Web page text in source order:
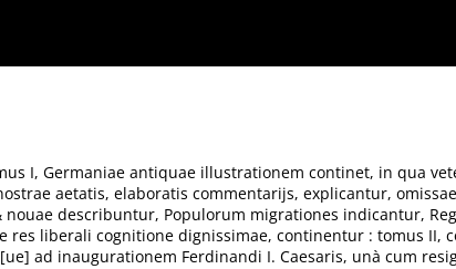
in qua veterum autorum descriptiones, tam generales, quàm speciales,
& nouae describuntur, Populorum migrationes indicantur, Regionumq́[ue]
Caroli V. Caesaris, in diuersis locis ac regionibus acciderunt, usq[ue] ad
Imp. unà cum epitoma rerum gestarum, in uarijs orbis terrarum
I, Germaniae antiquae illustrationem continet, in qua
aetatis, elaboratis commentarijs, explicantur,
describuntur, Populorum migrationes indicantur,
liberali cognitione dignissimae, continentur : tomus II,
ad inaugurationem Ferdinandi I. Caesaris, unà cum